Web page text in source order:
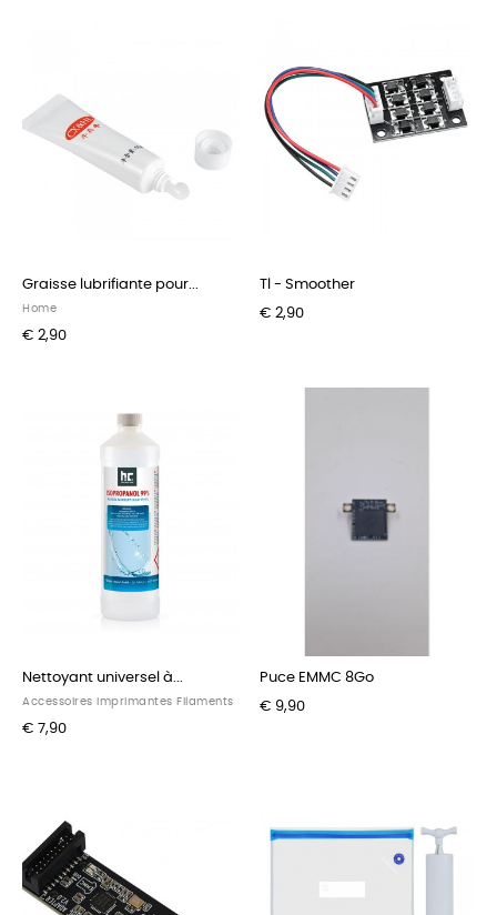
Graisse lubrifiante pour...
Home
€ 2,90
Tl - Smoother
€ 2,90
Nettoyant universel à...
Accessoires Imprimantes Filaments
€ 7,90
Puce EMMC 8Go
€ 9,90